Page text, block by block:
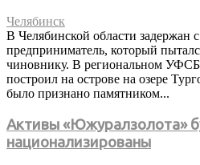
Челябинск
В Челябинской области задержан
предприниматель, который
чиновнику. В региональном
построил на острове на озере
было признано памятником...
Активы «Южуралзолота»
национализированы